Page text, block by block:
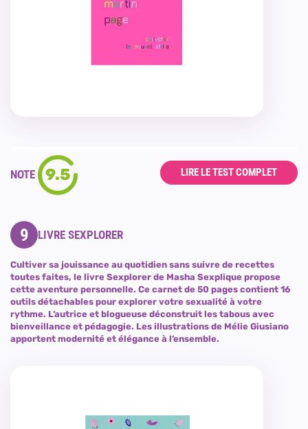
NOTE 9.5 LIRE LE TEST COMPLET
9 LIVRE SEXPLORER
Cultiver sa jouissance au quotidien sans suivre de recettes
toutes faites, le livre Sexplorer de Masha Sexplique propose
cette aventure personnelle. Ce carnet de 50 pages contient 16
outils détachables pour explorer votre sexualité à votre
rythme. L’autrice et blogueuse déconstruit les tabous avec
bienveillance et pédagogie. Les illustrations de Mélie Giusiano
apportent modernité et élégance à l’ensemble.